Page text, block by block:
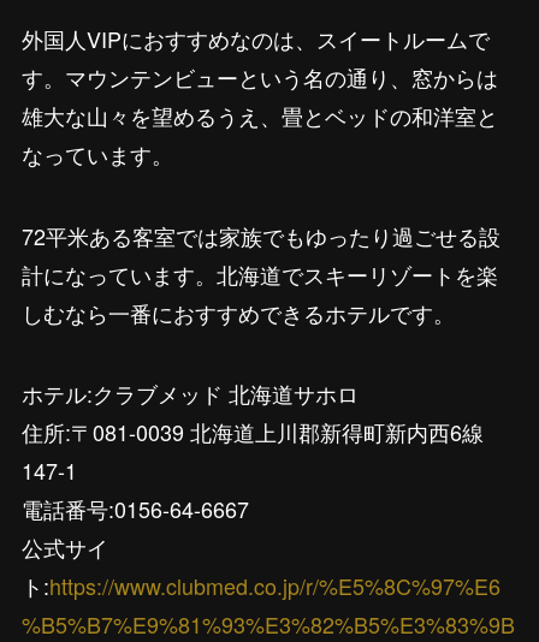
外国人VIPにおすすめなのは、スイートルームで
す。マウンテンビューという名の通り、窓からは
雄大な山々を望めるうえ、畳とベッドの和洋室と
なっています。
72平米ある客室では家族でもゆったり過ごせる設
計になっています。北海道でスキーリゾートを楽
しむなら一番におすすめできるホテルです。
ホテル:クラブメッド 北海道サホロ
住所:〒081-0039 北海道上川郡新得町新内西6線
147-1
電話番号:0156-64-6667
公式サイ
ト:https://www.clubmed.co.jp/r/%E5%8C%97%E6
%B5%B7%E9%81%93%E3%82%B5%E3%83%9B